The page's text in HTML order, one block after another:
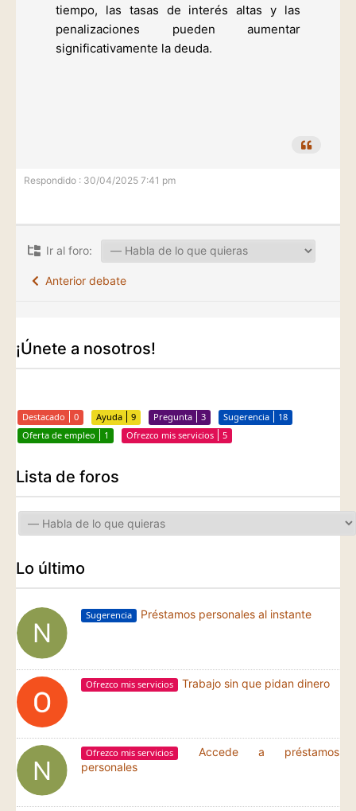
tiempo, las tasas de interés altas y las
penalizaciones pueden aumentar
significativamente la deuda.
Respondido : 30/04/2025 7:41 pm
Ir al foro:
Anterior debate
¡Únete a nosotros!
Destacado 0 Ayuda 9 Pregunta 3 Sugerencia
18
Oferta de empleo
1 Ofrezco mis servicios 5
Lista de foros
Lo último
Sugerencia Préstamos personales al instante
Ofrezco mis servicios Trabajo sin que pidan dinero
Ofrezco mis servicios
Accede a préstamos
personales